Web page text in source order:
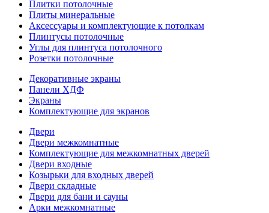
Плитки потолочные
Плиты минеральные
Аксессуары и комплектующие к потолкам
Плинтусы потолочные
Углы для плинтуса потолочного
Розетки потолочные
Декоративные экраны
Панели ХДФ
Экраны
Комплектующие для экранов
Двери
Двери межкомнатные
Комплектующие для межкомнатных дверей
Двери входные
Козырьки для входных дверей
Двери складные
Двери для бани и сауны
Арки межкомнатные